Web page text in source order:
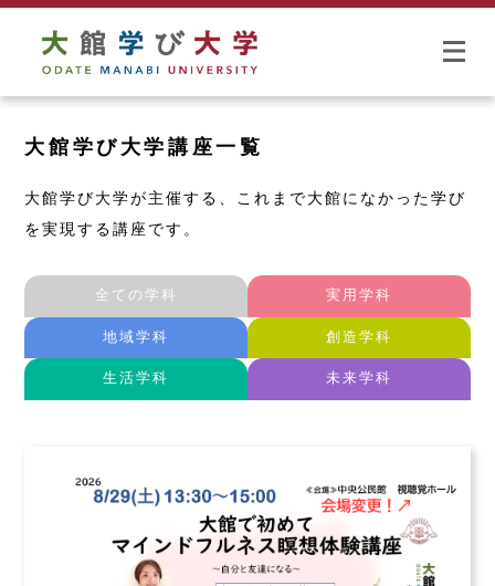
大館学び大学講座一覧
大館学び大学が主催する、これまで大館になかった学び
を実現する講座です。
全ての学科 実用学科
地域学科 創造学科
生活学科 未来学科